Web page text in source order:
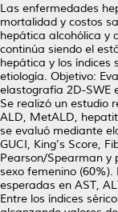
Las enfermedades
mortalidad y costos
hepática alcohólica y
continúa siendo el
hepática y los índices
etiología. Objetivo:
elastografía 2D-SWE
Se realizó un estudio
ALD, MetALD,
se evaluó mediante
GUCI, King’s Score,
Pearson/Spearman y
sexo femenino
esperadas en AST,
Entre los índices